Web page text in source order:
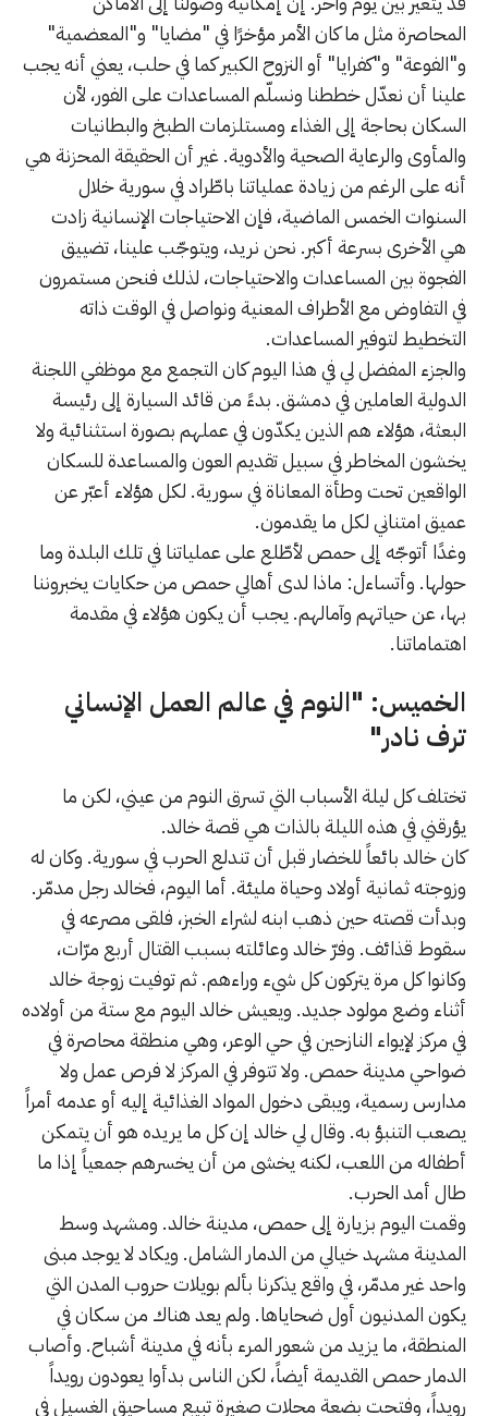
المحاصرة مثل ما كان الأمر مؤخرًا في "مضايا" و"المعضمية"
و"الفوعة" و"كفرايا" أو النزوح الكبير كما في حلب، يعني أنه يجب
علينا أن نعدّل خططنا ونسلّم المساعدات على الفور، لأن
السكان بحاجة إلى الغذاء ومستلزمات الطبخ والبطانيات
والمأوى والرعاية الصحية والأدوية. غير أن الحقيقة المحزنة هي
أنه على الرغم من زيادة عملياتنا باطّراد في سورية خلال
السنوات الخمس الماضية، فإن الاحتياجات الإنسانية زادت
هي الأخرى بسرعة أكبر. نحن نريد، ويتوجّب علينا، تضييق
الفجوة بين المساعدات والاحتياجات، لذلك فنحن مستمرون
في التفاوض مع الأطراف المعنية ونواصل في الوقت ذاته
التخطيط لتوفير المساعدات.
والجزء المفضل لي في هذا اليوم كان التجمع مع موظفي اللجنة
الدولية العاملين في دمشق. بدءً من قائد السيارة إلى رئيسة
البعثة، هؤلاء هم الذين يكدّون في عملهم بصورة استثنائية ولا
يخشون المخاطر في سبيل تقديم العون والمساعدة للسكان
الواقعين تحت وطأة المعاناة في سورية. لكل هؤلاء أعبّر عن
عميق امتناني لكل ما يقدمون.
وغدًا أتوجّه إلى حمص لأطّلع على عملياتنا في تلك البلدة وما
حولها. وأتساءل: ماذا لدى أهالي حمص من حكايات يخبروننا
بها، عن حياتهم وآمالهم. يجب أن يكون هؤلاء في مقدمة
اهتماماتنا.
الخميس: "النوم في عالم العمل الإنساني
ترف نادر"
تختلف كل ليلة الأسباب التي تسرق النوم من عيني، لكن ما
يؤرقني في هذه الليلة بالذات هي قصة خالد.
كان خالد بائعاً للخضار قبل أن تندلع الحرب في سورية. وكان له
وزوجته ثمانية أولاد وحياة مليئة. أما اليوم، فخالد رجل مدمّر.
وبدأت قصته حين ذهب ابنه لشراء الخبز، فلقى مصرعه في
سقوط قذائف. وفرّ خالد وعائلته بسبب القتال أربع مرّات،
وكانوا كل مرة يتركون كل شيء وراءهم. ثم توفيت زوجة خالد
أثناء وضع مولود جديد. ويعيش خالد اليوم مع ستة من أولاده
في مركز لإيواء النازحين في حي الوعر، وهي منطقة محاصرة في
ضواحي مدينة حمص. ولا تتوفر في المركز لا فرص عمل ولا
مدارس رسمية، ويبقى دخول المواد الغذائية إليه أو عدمه أمراً
يصعب التنبؤ به. وقال لي خالد إن كل ما يريده هو أن يتمكن
أطفاله من اللعب، لكنه يخشى من أن يخسرهم جمعياً إذا ما
طال أمد الحرب.
وقمت اليوم بزيارة إلى حمص، مدينة خالد. ومشهد وسط
المدينة مشهد خيالي من الدمار الشامل. ويكاد لا يوجد مبنى
واحد غير مدمّر، في واقع يذكرنا بألم بويلات حروب المدن التي
يكون المدنيون أول ضحاياها. ولم يعد هناك من سكان في
المنطقة، ما يزيد من شعور المرء بأنه في مدينة أشباح. وأصاب
الدمار حمص القديمة أيضاً، لكن الناس بدأوا يعودون رويداً
رويداً، وفتحت بضعة محلات صغيرة تبيع مساحيق الغسيل في